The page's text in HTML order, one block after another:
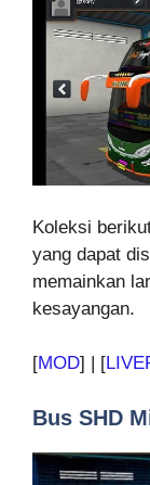
Koleksi
yang dapat
memainkan
kesayangan.
[MOD] | [
Bus SHD